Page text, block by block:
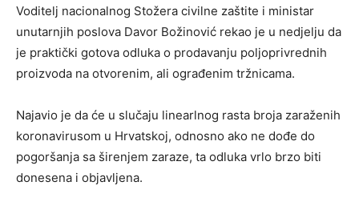
Voditelj nacionalnog Stožera civilne zaštite i ministar
unutarnjih poslova Davor Božinović rekao je u nedjelju da
je praktički gotova odluka o prodavanju poljoprivrednih
proizvoda na otvorenim, ali ograđenim tržnicama.
Najavio je da će u slučaju linearlnog rasta broja zaraženih
koronavirusom u Hrvatskoj, odnosno ako ne dođe do
pogoršanja sa širenjem zaraze, ta odluka vrlo brzo biti
donesena i objavljena.